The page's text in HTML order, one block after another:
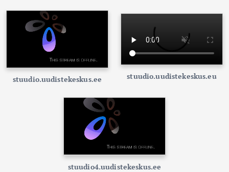
stuudio.uudistekeskus.ee stuudio.uudistekeskus.eu
stuudio4.uudistekeskus.ee